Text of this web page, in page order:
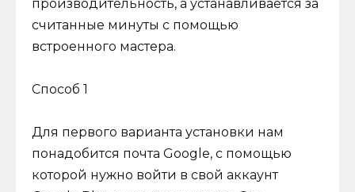
производительность, а устанавливается за
считанные минуты с помощью
встроенного мастера.
Способ 1
Для первого варианта установки нам
понадобится почта Google, с помощью
которой нужно войти в свой аккаунт